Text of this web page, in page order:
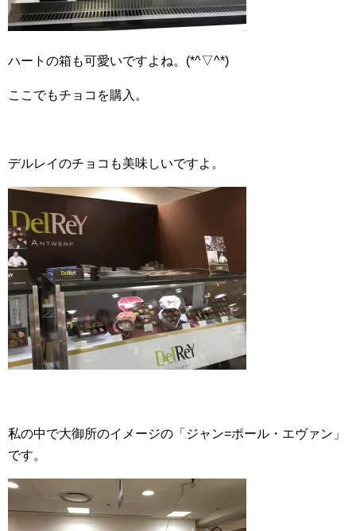
ハートの箱も可愛いですよね。(*^▽^*)
ここでもチョコを購入。
デルレイのチョコも美味しいですよ。
私の中で大御所のイメージの「ジャン=ポール・エヴァン」
です。